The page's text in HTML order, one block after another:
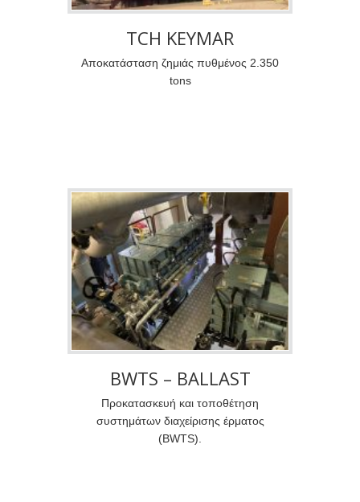
TCH KEYMAR
Αποκατάσταση ζημιάς πυθμένος 2.350
tons
BWTS – BALLAST
WATER TREATMENT
SYSTEMS
INSTALLATION
Προκατασκευή και τοποθέτηση
συστημάτων διαχείρισης έρματος
(BWTS).